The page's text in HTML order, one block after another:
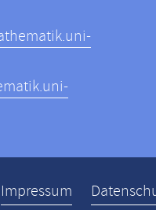
Impressum